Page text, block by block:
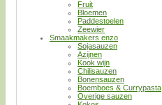
Fruit
Bloemen
Paddestoelen
Zeewier
Smaakmakers enzo
Sojasauzen
Azijnen
Kook wijn
Chilisauzen
Bonensauzen
Boemboes & Currypasta
Overige sauzen